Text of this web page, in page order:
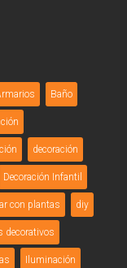
Baño
decoración
Decoración Infantil
con plantas diy
decorativos
Iluminación